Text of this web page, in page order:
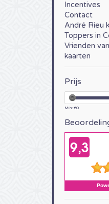
Incentives
Contact
André Rieu
Toppers in
Vrienden
kaarten
Prijs
Min: €0